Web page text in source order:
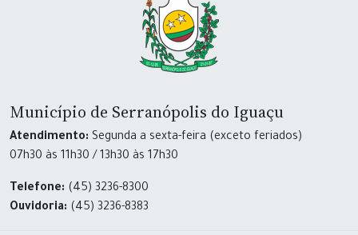
Município de Serranópolis do Iguaçu
Atendimento: Segunda a sexta-feira (exceto feriados)
07h30 às 11h30 / 13h30 às 17h30
Telefone: (45) 3236-8300
Ouvidoria: (45) 3236-8383